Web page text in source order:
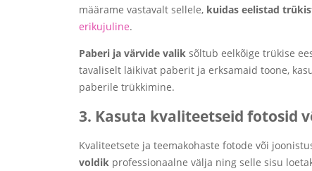
määrame vastavalt sellele, kuidas eelistad
erikujuline.
Paberi ja värvide valik sõltub eelkõige trükise
tavaliselt läikivat paberit ja erksamaid toone,
paberile trükkimine.
3. Kasuta kvaliteetseid fotosid
Kvaliteetsete ja teemakohaste fotode või
voldik professionaalne välja ning selle sisu